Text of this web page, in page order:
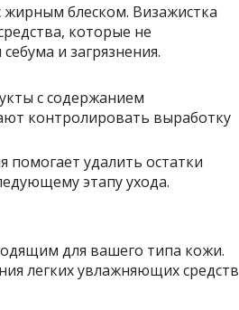
блеском. Визажистка
которые не
и загрязнения.
с содержанием
контролировать выработку
помогает удалить остатки
этапу ухода.
для вашего типа кожи.
легких увлажняющих средств